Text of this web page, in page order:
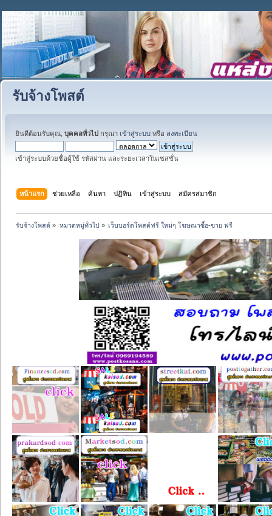
รับจ้างโพสต์
ยินดีต้อนรับคุณ, บุคคลทั่วไป กรุณา เข้าสู่ระบบ หรือ ลงทะเบียน
เข้าสู่ระบบด้วยชื่อผู้ใช้ รหัสผ่าน และระยะเวลาในเซสชั่น
หน้าแรก ช่วยเหลือ ค้นหา ปฏิทิน เข้าสู่ระบบ สมัครสมาชิก
รับจ้างโพสต์ » หมวดหมู่ทั่วไป» เว็บบอร์ดโพสต์ฟรี ใหม่ๆ โฆษณาซื้อ-ขาย ฟรี